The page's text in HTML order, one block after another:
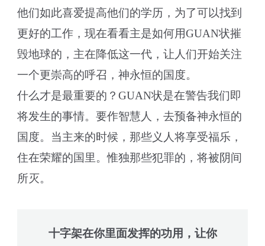
他们如此喜爱提高他们的学历，为了可以找到
更好的工作，现在看看主是如何用GUAN状摧
毁地球的，主在降低这一代，让人们开始关注
一个更崇高的呼召，神永恒的国度。
什么才是最重要的？GUAN状是在警告我们即
将发生的事情。要作智慧人，去预备神永恒的
国度。当主来的时候，那些义人将享受福乐，
住在荣耀的国里。惟独那些犯罪的，将被阴间
所灭。
十字架在你里面发挥的功用，让你